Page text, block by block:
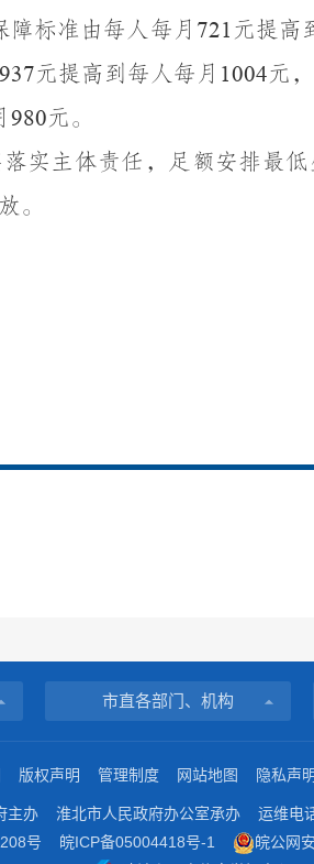
障标准由每人每月 721 元提高
937元提高到每人每月 1004元
980元。
实主体责任，足额安排最
。
市直各部门、机构
版权声明 管理制度 网站地图 隐私声明
主办 淮北市人民政府办公室承办
运维电
号
皖ICP备05004418号-1
皖公网